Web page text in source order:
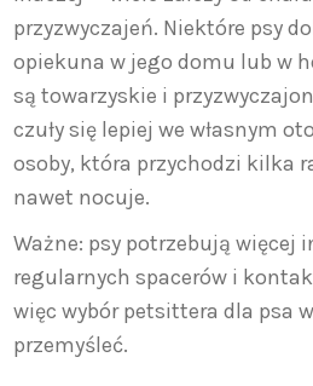
przyzwyczajeń. Niektóre psy
opiekuna w jego domu lub w
są towarzyskie i
czuły się lepiej we własnym
osoby, która przychodzi kilka
nawet nocuje.
Ważne: psy potrzebują więcej
regularnych spacerów i
więc wybór petsittera dla psa
przemyśleć.